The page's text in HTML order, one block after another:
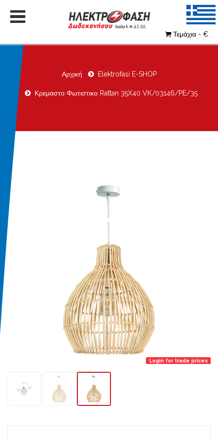
Τεμάχια - €
Αρχική Elektrofasi E-SHOP
Κρεμαστο Φωτιστικο Rattan 35X40 VK/03146/PE/35
Login for trade prices